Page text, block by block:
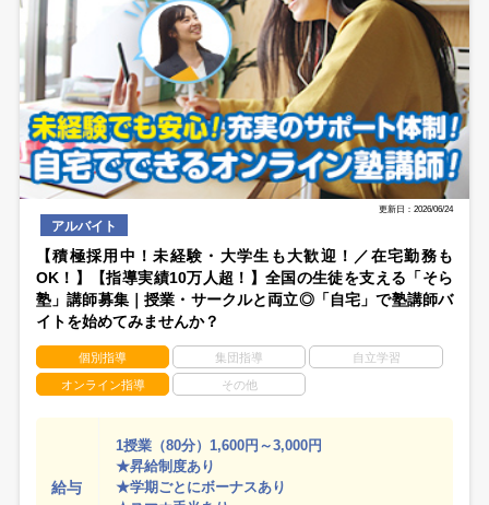
更新日：2026/06/24
アルバイト
【積極採用中！未経験・大学生も大歓迎！／在宅勤務も
OK！】【指導実績10万人超！】全国の生徒を支える「そら
塾」講師募集｜授業・サークルと両立◎「自宅」で塾講師バ
イトを始めてみませんか？
個別指導 集団指導 自立学習
オンライン指導 その他
給与
1授業（80分）1,600円～3,000円
★昇給制度あり
★学期ごとにボーナスあり